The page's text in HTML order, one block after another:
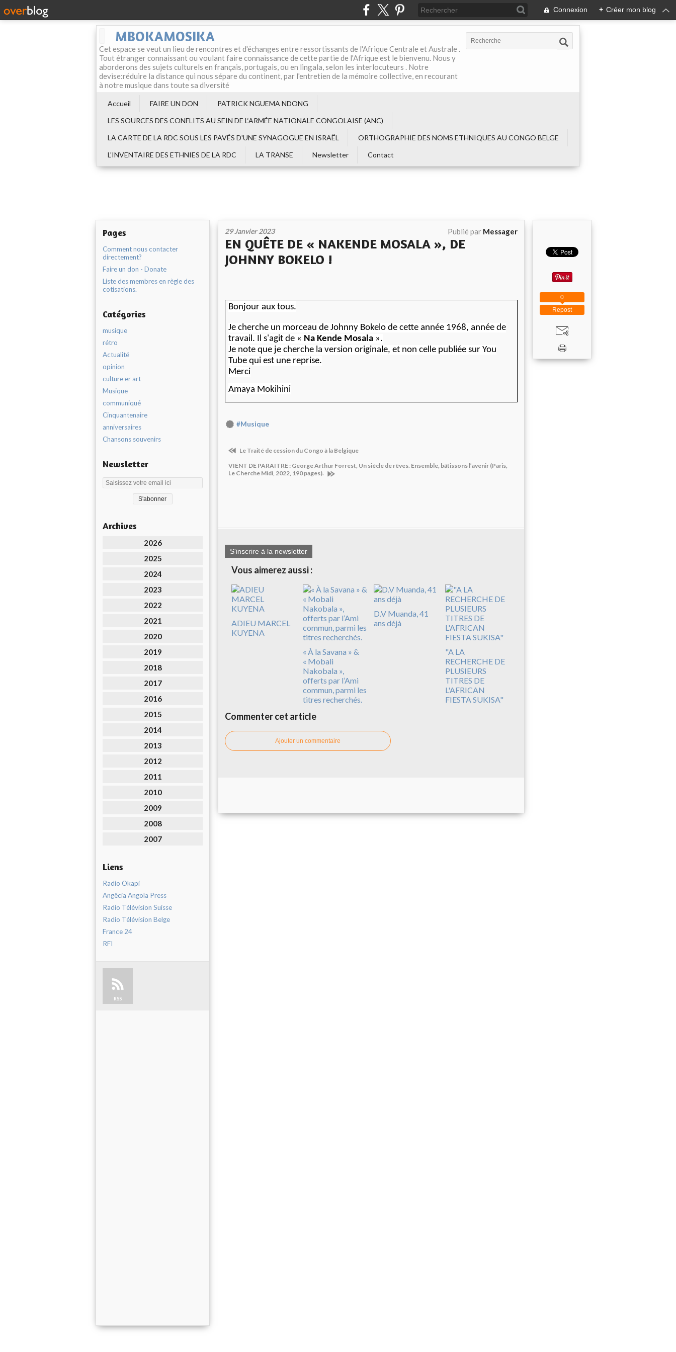
Connexion + Créer mon blog
MBOKAMOSIKA
Cet espace se veut un lieu de rencontres et d'échanges entre ressortissants de l'Afrique Centrale et Australe .
Tout étranger connaissant ou voulant faire connaissance de cette partie de l'Afrique est le bienvenu. Nous y
aborderons des sujets culturels en français, portugais, ou en lingala, selon les interlocuteurs . Notre
devise:réduire la distance qui nous sépare du continent, par l'entretien de la mémoire collective, en recourant
à notre musique dans toute sa diversité
Accueil FAIRE UN DON
PATRICK NGUEMA NDONG
LES SOURCES DES CONFLITS AU SEIN DE L‘ARMÉE NATIONALE CONGOLAISE (ANC)
LA CARTE DE LA RDC SOUS LES PAVÉS D'UNE SYNAGOGUE EN ISRAËL
ORTHOGRAPHIE DES NOMS ETHNIQUES AU CONGO BELGE
L'INVENTAIRE DES ETHNIES DE LA RDC
LA TRANSE Newsletter Contact
Pages
Comment nous contacter
directement?
Faire un don - Donate
Liste des membres en règle des
cotisations.
Catégories
musique
rétro
Actualité
opinion
culture er art
Musique
communiqué
Cinquantenaire
anniversaires
Chansons souvenirs
Newsletter
Archives
2026
2025
2024
2023
2022
2021
2020
2019
2018
2017
2016
2015
2014
2013
2012
2011
2010
2009
2008
2007
Liens
Radio Okapi
Angêcia Angola Press
Radio Télévision Suisse
Radio Télévision Belge
France 24
RFI
RSS
29 Janvier 2023 Publié par Messager
EN QUÊTE DE « NAKENDE MOSALA », DE
JOHNNY BOKELO !
Bonjour aux tous.
Je cherche un morceau de Johnny Bokelo de cette année 1968, année de
travail. Il s'agit de « Na Kende Mosala».
Je note que je cherche la version originale, et non celle publiée sur You
Tube qui est une reprise.
Merci
Amaya Mokihini
#Musique
Le Traité de cession du Congo à la Belgique
VIENT DE PARAITRE : George Arthur Forrest, Un siècle de rêves. Ensemble, bâtissons l’avenir (Paris,
Le Cherche Midi, 2022, 190 pages).
S'inscrire à la newsletter
Vous aimerez aussi :
ADIEU MARCEL
KUYENA
« À la Savana » &
« Mobali
Nakobala »,
offerts par l’Ami
commun, parmi les
titres recherchés.
D.V Muanda, 41
ans déjà
"A LA
RECHERCHE DE
PLUSIEURS
TITRES DE
L'AFRICAN
FIESTA SUKISA"
Commenter cet article
Ajouter un commentaire
Repost
0